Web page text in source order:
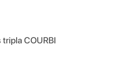
COURBI